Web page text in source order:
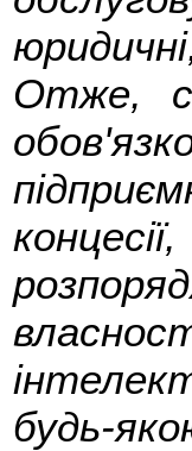
Отже,
будь-